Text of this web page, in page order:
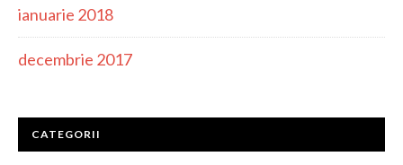
ianuarie 2018
decembrie 2017
CATEGORII